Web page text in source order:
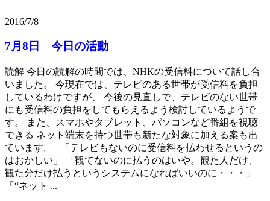
2016/7/8
7月8日 今日の活動
読解 今日の読解の時間では、NHKの受信料について話し合
いました。 今現在では、テレビのある世帯が受信料を負担
しているわけですが、 今後の見直しで、テレビのない世帯
にも受信料の負担をしてもらえるよう検討しているようで
す。 また、スマホやタブレット、パソコンなど番組を視聴
できる ネット端末を持つ世帯も新たな対象に加える案も出
ています。 「テレビもないのに受信料を払わせるというの
はおかしい」 「観てないのに払うのはいや。観た人だけ、
観た分だけ払うというシステムになればいいのに・・・」
「“ネット ...